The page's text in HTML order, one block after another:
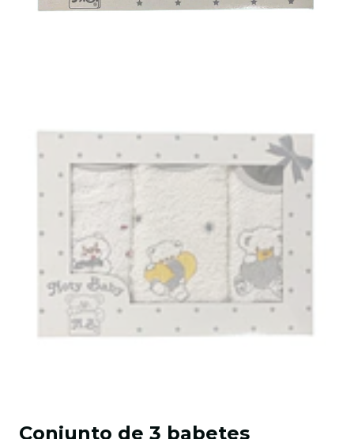
Conjunto de 3 babetes